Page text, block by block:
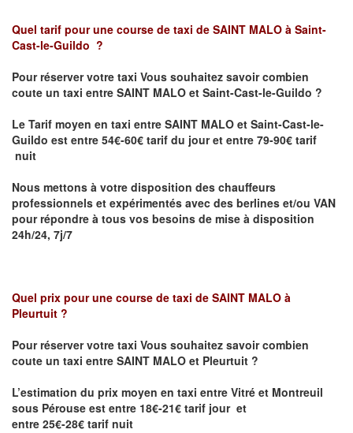
Quel tarif pour une course de taxi de SAINT MALO à Saint-
Cast-le-Guildo ?
Pour réserver votre taxi Vous souhaitez savoircombien
coute un taxi entre SAINT MALO et Saint-Cast-le-Guildo ?
Le Tarif moyen en taxi entre SAINT MALO et Saint-Cast-le-
Guildo est entre 54€-60€ tarif du jour et entre 79-90€ tarif
nuit
Nous mettons à votre disposition des chauffeurs
professionnels et expérimentés avec des berlines et/ou VAN
pour répondre à tous vos besoins de mise à disposition
24h/24, 7j/7
Quel prix pour une course de taxi de SAINT MALO à
Pleurtuit ?
Pour réserver votre taxi Vous souhaitez savoircombien
coute un taxi entre SAINT MALO et Pleurtuit ?
L’estimation du prix moyen en taxi entre Vitré et Montreuil
sous Pérouse est entre 18€-21€ tarif jour et
entre 25€-28€ tarif nuit